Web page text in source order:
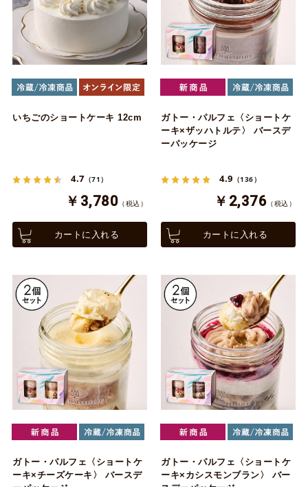
いちごのショートケーキ 12cm
4.7 （71）
￥3,780 （税込）
カートに入れる
ガトー・パルフェ〈ショートケ
ーキ×ザッハトルテ〉 バースデ
ーパッケージ
4.9 （136）
￥2,376 （税込）
カートに入れる
ガトー・パルフェ〈ショートケ
ーキ×チーズケーキ〉 バースデ
ガトー・パルフェ〈ショートケ
ーキ×カシスモンブラン〉 バー